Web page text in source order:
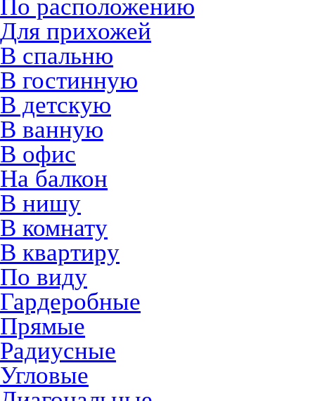
По расположению
Для прихожей
В спальню
В гостинную
В детскую
В ванную
В офис
На балкон
В нишу
В комнату
В квартиру
По виду
Гардеробные
Прямые
Радиусные
Угловые